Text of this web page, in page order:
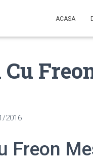
ACASA
2016
Freon